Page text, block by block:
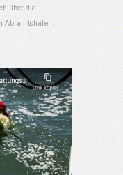
über die
Abfahrtshafen.